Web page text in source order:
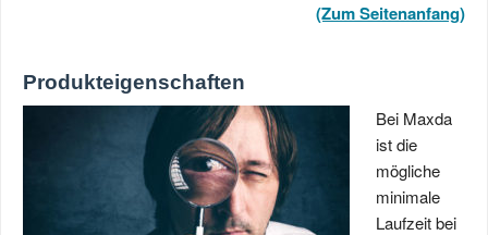
(Zum Seitenanfang)
Produkteigenschaften
Bei Maxda
ist die
mögliche
minimale
Laufzeit bei